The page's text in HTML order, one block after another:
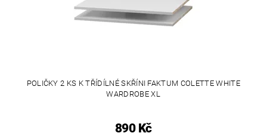
POLIČKY 2 KS K TŘÍDÍLNÉ SKŘÍNI FAKTUM COLETTE WHITE
WARDROBE XL
890 Kč